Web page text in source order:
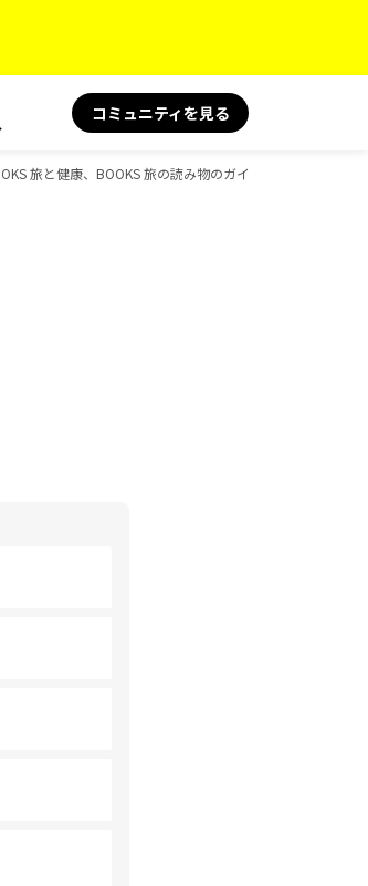
コミュニティを見る
旅と健康、BOOKS 旅の読み物のガイドブック一覧